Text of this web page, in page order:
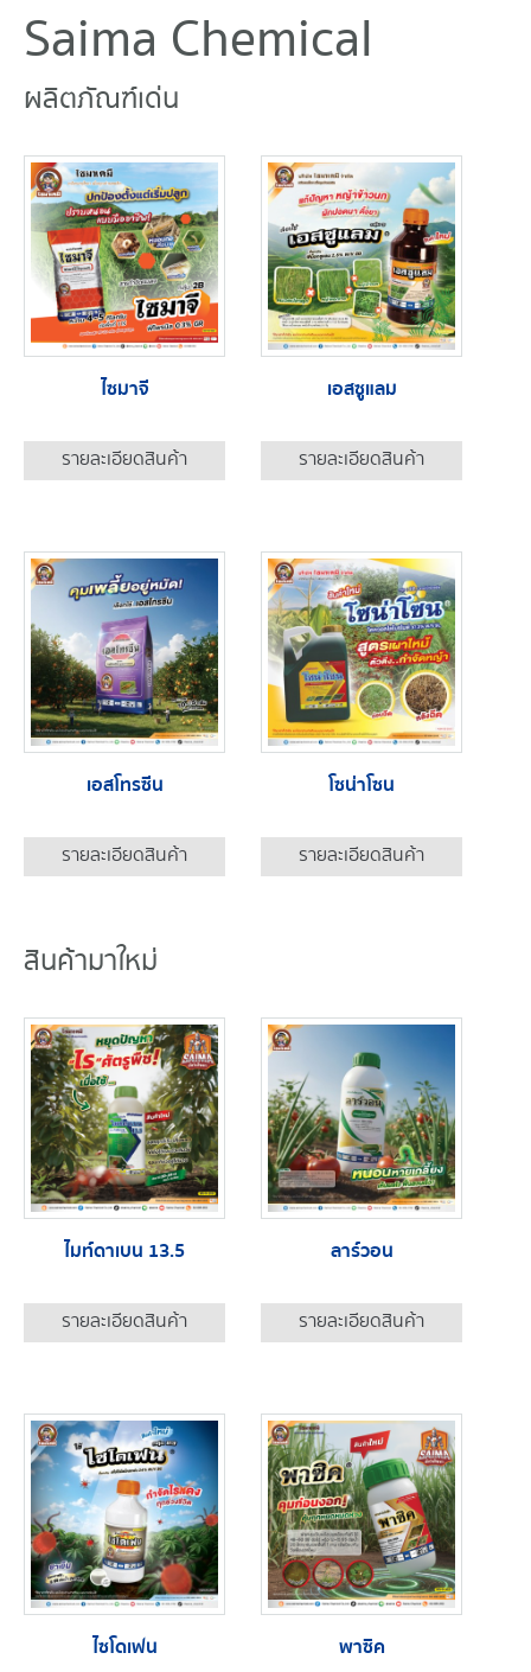
Saima Chemical
ผลิตภัณฑ์เด่น
ไซมาจี
รายละเอียดสินค้า
เอสซูแลม
รายละเอียดสินค้า
เอสโทรซีน
รายละเอียดสินค้า
โซน่าโซน
รายละเอียดสินค้า
สินค้ามาใหม่
ไมท์ดาเบน 13.5
รายละเอียดสินค้า
ลาร์วอน
รายละเอียดสินค้า
ไซโดเฟน พาซิค